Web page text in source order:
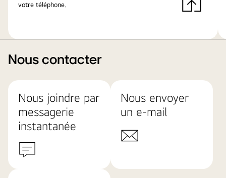
votre téléphone.
Nous contacter
Nous joindre par
messagerie
instantanée
Nous envoyer
un e-mail